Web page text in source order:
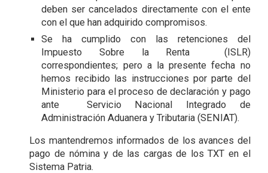
deben ser cancelados directamente con el ente
con el que han adquirido compromisos.
Se ha cumplido con las retenciones del
Impuesto Sobre la Renta (ISLR)
correspondientes; pero a la presente fecha no
hemos recibido las instrucciones por parte del
Ministerio para el proceso de declaración y pago
ante Servicio Nacional Integrado de
Administración Aduanera y Tributaria (SENIAT).
Los mantendremos informados de los avances del
pago de nómina y de las cargas de los TXT en el
Sistema Patria.